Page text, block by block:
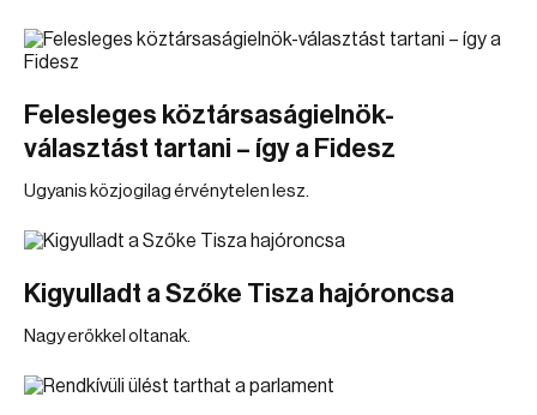
Felesleges köztársaságielnök-
választást tartani – így a Fidesz
Ugyanis közjogilag érvénytelen lesz.
Kigyulladt a Szőke Tisza hajóroncsa
Nagy erőkkel oltanak.